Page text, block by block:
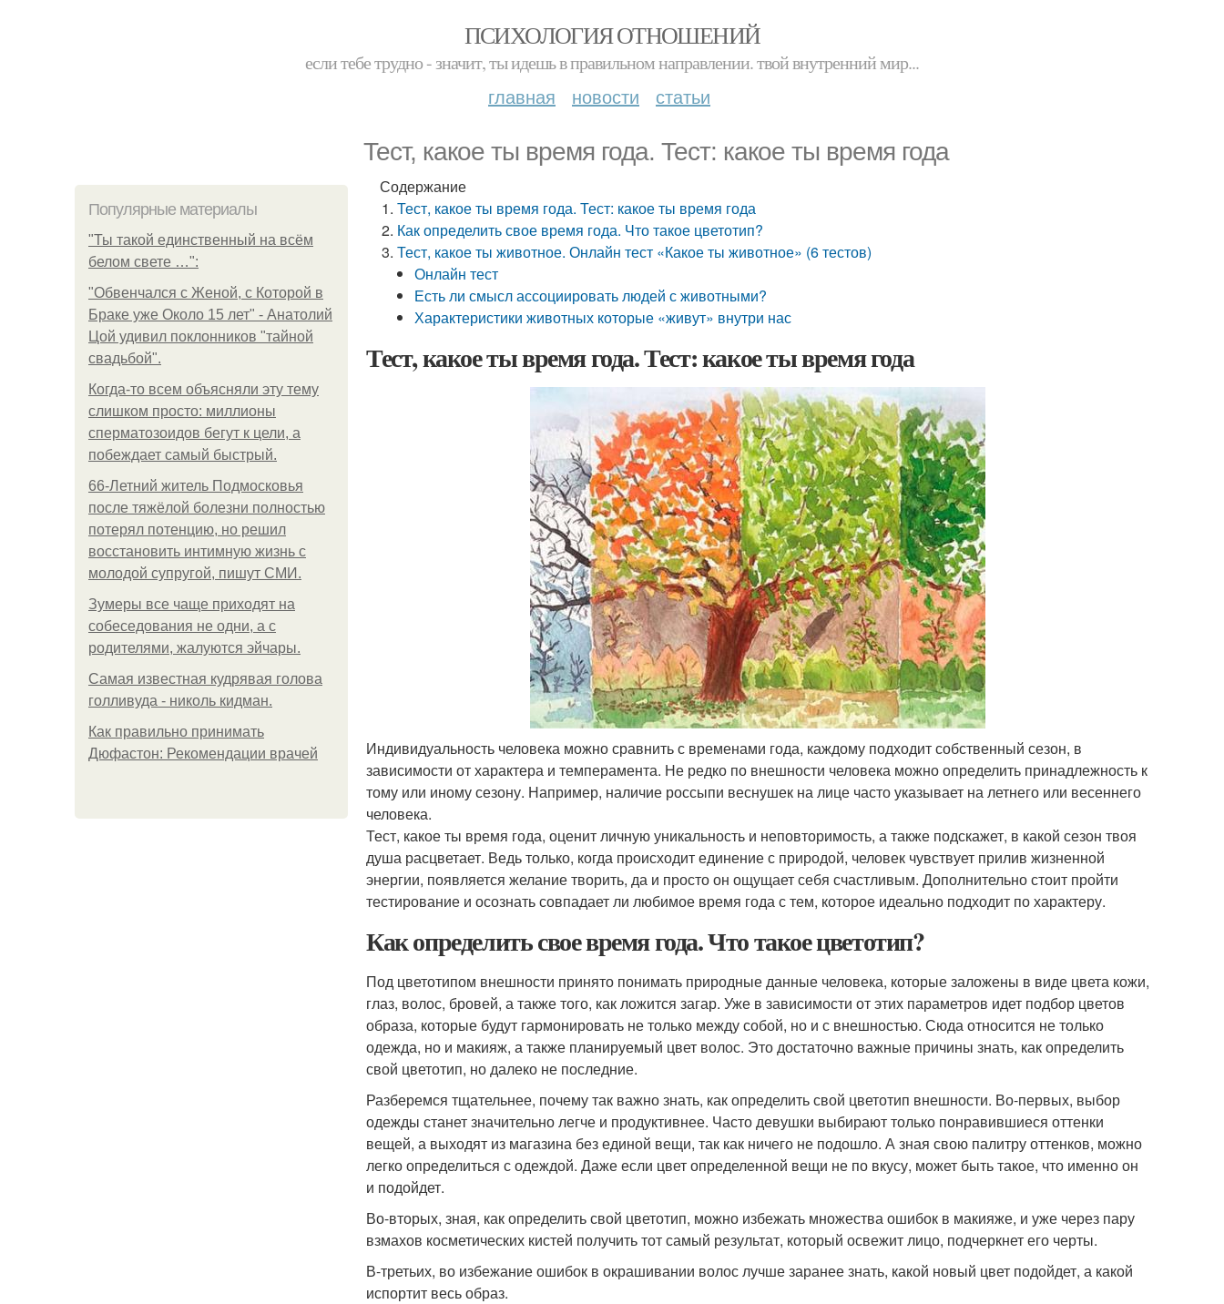
ПСИХОЛОГИЯ ОТНОШЕНИЙ
если тебе трудно - значит, ты идешь в правильном направлении. твой внутренний мир...
главная новости статьи
Тест, какое ты время года. Тест: какое ты время года
Популярные материалы
"Ты такой единственный на всём
белом свете …":
"Обвенчался с Женой, с Которой в
Браке уже Около 15 лет" - Анатолий
Цой удивил поклонников "тайной
свадьбой".
Когда-то всем объясняли эту тему
слишком просто: миллионы
сперматозоидов бегут к цели, а
побеждает самый быстрый.
66-Летний житель Подмосковья
после тяжёлой болезни полностью
потерял потенцию, но решил
восстановить интимную жизнь с
молодой супругой, пишут СМИ.
Зумеры все чаще приходят на
собеседования не одни, а с
родителями, жалуются эйчары.
Самая известная кудрявая голова
голливуда - николь кидман.
Как правильно принимать
Дюфастон: Рекомендации врачей
Содержание
Тест, какое ты время года. Тест: какое ты время года
Как определить свое время года. Что такое цветотип?
Тест, какое ты животное. Онлайн тест «Какое ты животное» (6 тестов)
Онлайн тест
Есть ли смысл ассоциировать людей с животными?
Характеристики животных которые «живут» внутри нас
Тест, какое ты время года. Тест: какое ты время года
Индивидуальность человека можно сравнить с временами года, каждому подходит собственный сезон, в
зависимости от характера и темперамента. Не редко по внешности человека можно определить принадлежность к
тому или иному сезону. Например, наличие россыпи веснушек на лице часто указывает на летнего или весеннего
человека.
Тест, какое ты время года, оценит личную уникальность и неповторимость, а также подскажет, в какой сезон твоя
душа расцветает. Ведь только, когда происходит единение с природой, человек чувствует прилив жизненной
энергии, появляется желание творить, да и просто он ощущает себя счастливым. Дополнительно стоит пройти
тестирование и осознать совпадает ли любимое время года с тем, которое идеально подходит по характеру.
Как определить свое время года. Что такое цветотип?
Под цветотипом внешности принято понимать природные данные человека, которые заложены в виде цвета кожи,
глаз, волос, бровей, а также того, как ложится загар. Уже в зависимости от этих параметров идет подбор цветов
образа, которые будут гармонировать не только между собой, но и с внешностью. Сюда относится не только
одежда, но и макияж, а также планируемый цвет волос. Это достаточно важные причины знать, как определить
свой цветотип, но далеко не последние.
Разберемся тщательнее, почему так важно знать, как определить свой цветотип внешности. Во-первых, выбор
одежды станет значительно легче и продуктивнее. Часто девушки выбирают только понравившиеся оттенки
вещей, а выходят из магазина без единой вещи, так как ничего не подошло. А зная свою палитру оттенков, можно
легко определиться с одеждой. Даже если цвет определенной вещи не по вкусу, может быть такое, что именно он
и подойдет.
Во-вторых, зная, как определить свой цветотип, можно избежать множества ошибок в макияже, и уже через пару
взмахов косметических кистей получить тот самый результат, который освежит лицо, подчеркнет его черты.
В-третьих, во избежание ошибок в окрашивании волос лучше заранее знать, какой новый цвет подойдет, а какой
испортит весь образ.